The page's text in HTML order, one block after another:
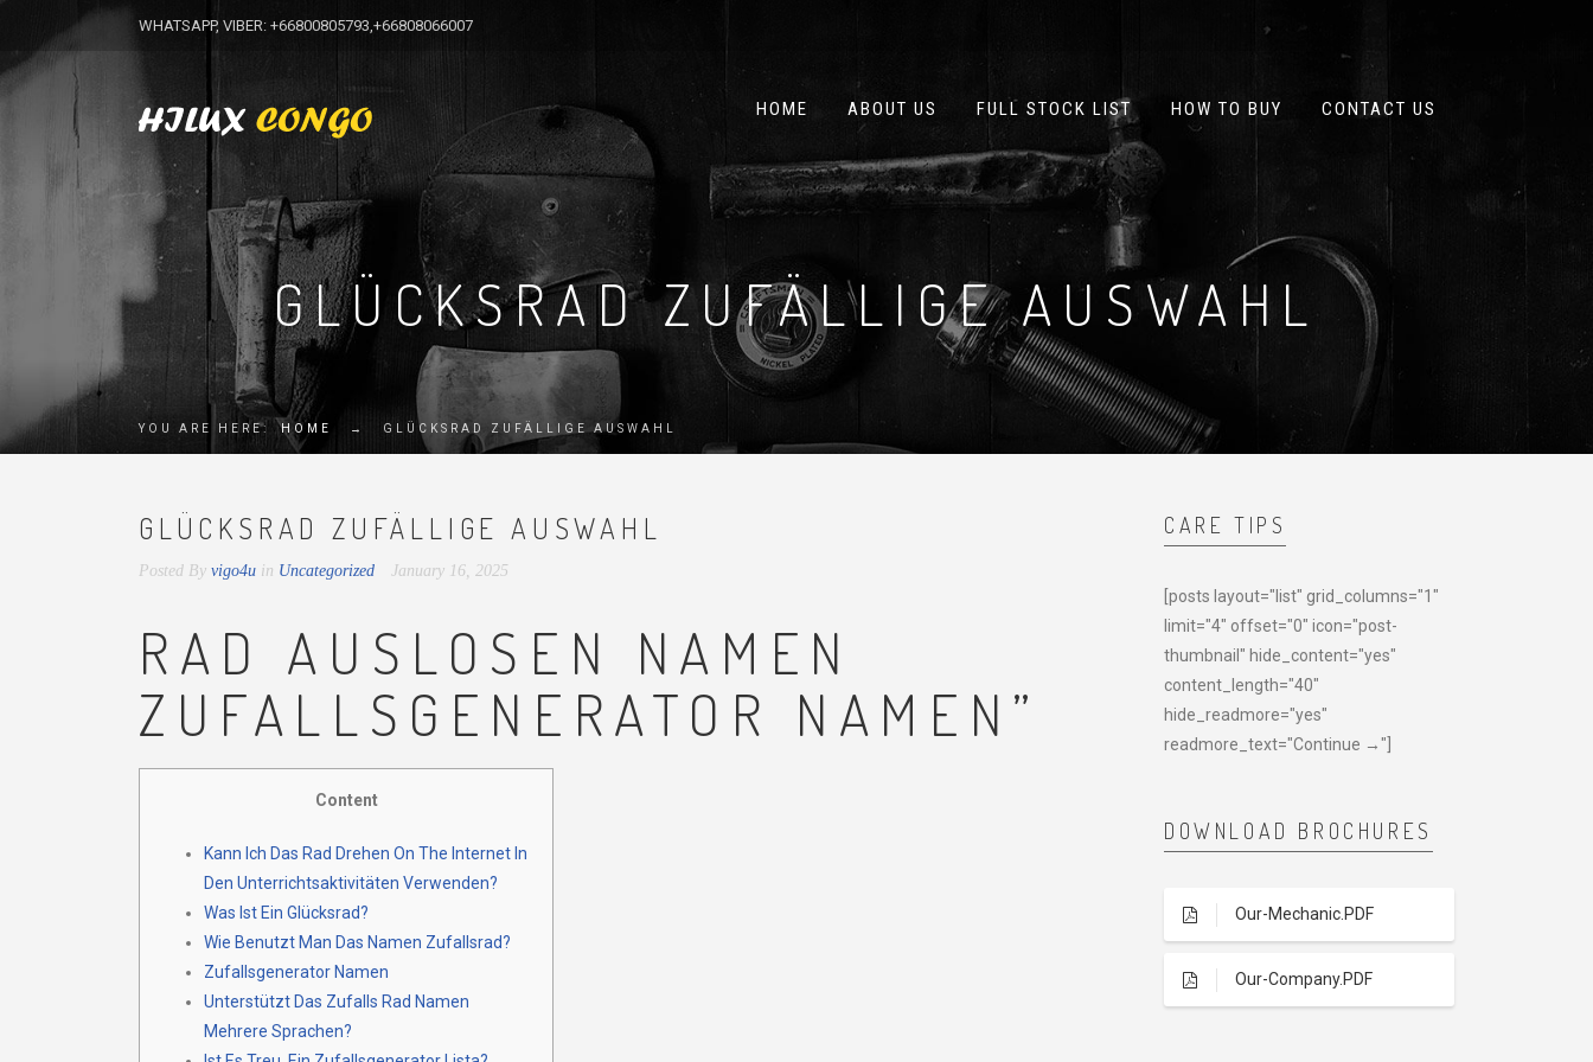
WHATSAPP, VIBER: +66800805793,+66808066007
HOME ABOUT US FULL STOCK LIST HOW TO BUY CONTACT US
GLÜCKSRAD ZUFÄLLIGE AUSWAHL
YOU ARE HERE: HOME → GLÜCKSRAD ZUFÄLLIGE AUSWAHL
GLÜCKSRAD ZUFÄLLIGE AUSWAHL
Posted By vigo4u in Uncategorized January 16, 2025
RAD AUSLOSEN NAMEN
ZUFALLSGENERATOR NAMEN”
Content
Kann Ich Das Rad Drehen On The Internet In
Den Unterrichtsaktivitäten Verwenden?
Was Ist Ein Glücksrad?
Wie Benutzt Man Das Namen Zufallsrad?
Zufallsgenerator Namen
Unterstützt Das Zufalls Rad Namen
Mehrere Sprachen?
CARE TIPS
[posts layout="list" grid_columns="1"
limit="4" offset="0" icon="post-
thumbnail" hide_content="yes"
content_length="40"
hide_readmore="yes"
readmore_text="Continue →"]
DOWNLOAD BROCHURES
Our-Mechanic.PDF
Our-Company.PDF